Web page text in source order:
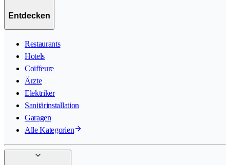
Entdecken
Restaurants
Hotels
Coiffeure
Ärzte
Elektriker
Sanitärinstallation
Garagen
Alle Kategorien